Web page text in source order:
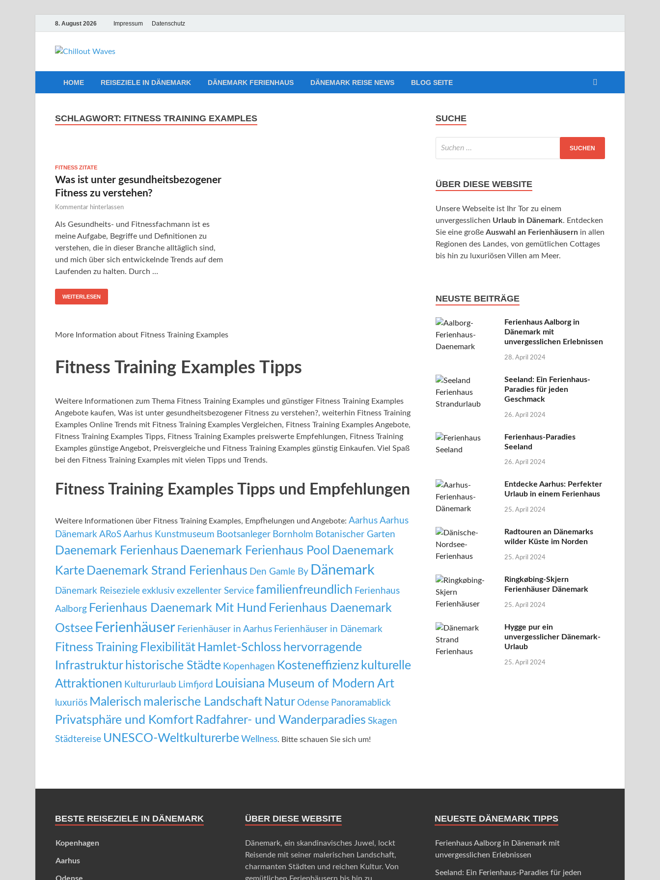
8. August 2026 Impressum Datenschutz
Chillout Waves Relaxing Music
HOME REISEZIELE IN DÄNEMARK DÄNEMARK FERIENHAUS DÄNEMARK REISE NEWS BLOG SEITE
SCHLAGWORT: FITNESS TRAINING EXAMPLES
FITNESS ZITATE
Was ist unter gesundheitsbezogener
Fitness zu verstehen?
Kommentar hinterlassen
Als Gesundheits- und Fitnessfachmann ist es
meine Aufgabe, Begriffe und Definitionen zu
verstehen, die in dieser Branche alltäglich sind,
und mich über sich entwickelnde Trends auf dem
Laufenden zu halten. Durch …
WEITERLESEN
More Information about Fitness Training Examples
Fitness Training Examples Tipps
Weitere Informationen zum Thema Fitness Training Examples und günstiger Fitness Training Examples
Angebote kaufen, Was ist unter gesundheitsbezogener Fitness zu verstehen?, weiterhin Fitness Training
Examples Online Trends mit Fitness Training Examples Vergleichen, Fitness Training Examples Angebote,
Fitness Training Examples Tipps, Fitness Training Examples preiswerte Empfehlungen, Fitness Training
Examples günstige Angebot, Preisvergleiche und Fitness Training Examples günstig Einkaufen. Viel Spaß
bei den Fitness Training Examples mit vielen Tipps und Trends.
Fitness Training Examples Tipps und Empfehlungen
Weitere Informationen über Fitness Training Examples, Empfhelungen und Angebote: Aarhus Aarhus
Dänemark ARoS Aarhus Kunstmuseum Bootsanleger Bornholm Botanischer Garten
Daenemark Ferienhaus Daenemark Ferienhaus Pool Daenemark
Karte Daenemark Strand Ferienhaus Den Gamle By Dänemark
Dänemark Reiseziele exklusiv exzellenter Service familienfreundlich Ferienhaus
Aalborg Ferienhaus Daenemark Mit Hund Ferienhaus Daenemark
Ostsee Ferienhäuser Ferienhäuser in Aarhus Ferienhäuser in Dänemark
Fitness Training Flexibilität Hamlet-Schloss hervorragende
Infrastruktur historische Städte Kopenhagen Kosteneffizienz kulturelle
Attraktionen Kultururlaub Limfjord Louisiana Museum of Modern Art
luxuriös Malerisch malerische Landschaft Natur Odense Panoramablick
Privatsphäre und Komfort Radfahrer- und Wanderparadies Skagen
Städtereise UNESCO-Weltkulturerbe Wellness. Bitte schauen Sie sich um!
SUCHE
ÜBER DIESE WEBSITE
Unsere Webseite ist Ihr Tor zu einem
unvergesslichen Urlaub in Dänemark. Entdecken
Sie eine großeAuswahl an Ferienhäusern in allen
Regionen des Landes, von gemütlichen Cottages
bis hin zu luxuriösen Villen am Meer.
NEUSTE BEITRÄGE
Ferienhaus Aalborg in
Dänemark mit
unvergesslichen Erlebnissen
28. April 2024
Seeland: Ein Ferienhaus-
Paradies für jeden
Geschmack
26. April 2024
Ferienhaus-Paradies
Seeland
26. April 2024
Entdecke Aarhus: Perfekter
Urlaub in einem Ferienhaus
25. April 2024
Radtouren an Dänemarks
wilder Küste im Norden
25. April 2024
Ringkøbing-Skjern
Ferienhäuser Dänemark
25. April 2024
Hygge pur ein
unvergesslicher Dänemark-
Urlaub
25. April 2024
BESTE REISEZIELE IN DÄNEMARK
Kopenhagen
Aarhus
ÜBER DIESE WEBSITE
Dänemark, ein skandinavisches Juwel, lockt
Reisende mit seiner malerischen Landschaft,
charmanten Städten und reichen Kultur. Von
NEUESTE DÄNEMARK TIPPS
Ferienhaus Aalborg in Dänemark mit
unvergesslichen Erlebnissen
Seeland: Ein Ferienhaus-Paradies für jeden